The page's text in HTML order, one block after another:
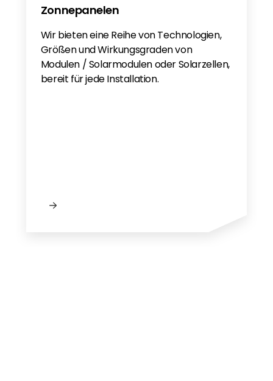
Zonnepanelen
Wir bieten eine Reihe von Technologien,
Größen und Wirkungsgraden von
Modulen / Solarmodulen oder Solarzellen,
bereit für jede Installation.